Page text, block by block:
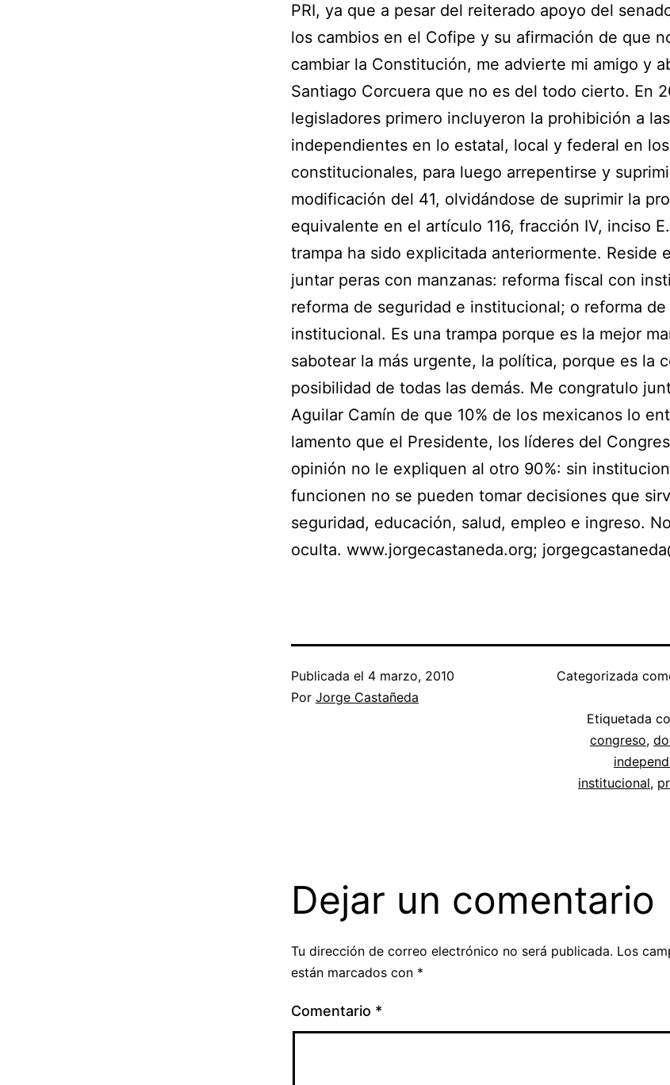
PRI, ya que a pesar del reiterado apoyo del
los cambios en el Cofipe y su afirmación de que
cambiar la Constitución, me advierte mi amigo y
Santiago Corcuera que no es del todo cierto. En
legisladores primero incluyeron la prohibición a
independientes en lo estatal, local y federal en
constitucionales, para luego arrepentirse y
modificación del 41, olvidándose de suprimir la
equivalente en el artículo 116, fracción IV, inciso
trampa ha sido explicitada anteriormente. Reside
juntar peras con manzanas: reforma fiscal con
reforma de seguridad e institucional; o reforma
institucional. Es una trampa porque es la mejor
sabotear la más urgente, la política, porque es la
posibilidad de todas las demás. Me congratulo
Aguilar Camín de que 10% de los mexicanos lo
lamento que el Presidente, los líderes del
opinión no le expliquen al otro 90%: sin
funcionen no se pueden tomar decisiones que
seguridad, educación, salud, empleo e ingreso.
oculta. www.jorgecastaneda.org;
Publicada el 4 marzo, 2010
Por Jorge Castañeda
Categorizada
Etiquetada
congreso,
institucional,
Dejar un comentario
Tu dirección de correo electrónico no será publicada. Los
están marcados con *
Comentario *